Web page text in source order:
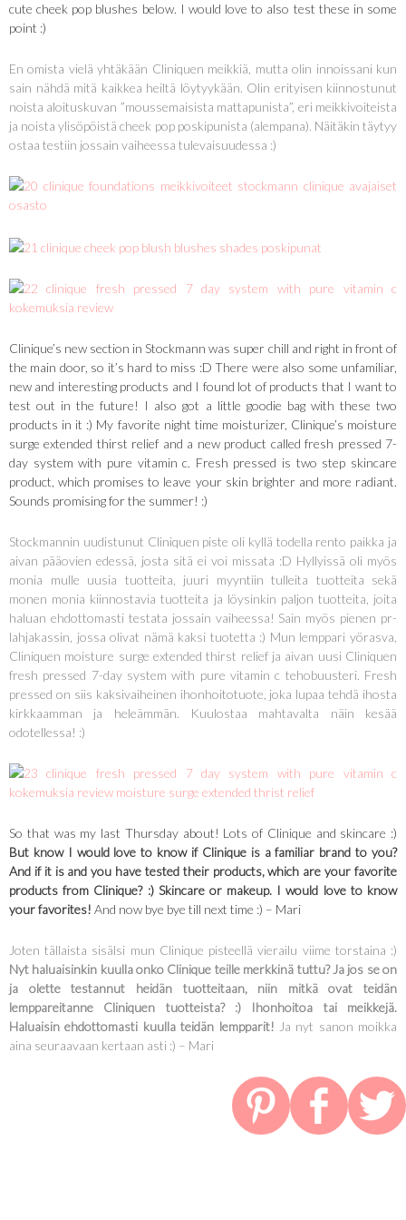
cute cheek pop blushes below. I would love to also test these in some
point :)
En omista vielä yhtäkään Cliniquen meikkiä, mutta olin innoissani kun
sain nähdä mitä kaikkea heiltä löytyykään. Olin erityisen kiinnostunut
noista aloituskuvan ”moussemaisista mattapunista”, eri meikkivoiteista
ja noista ylisöpöistä cheek pop poskipunista (alempana). Näitäkin täytyy
ostaa testiin jossain vaiheessa tulevaisuudessa :)
Clinique’s new section in Stockmann was super chill and right in front of
the main door, so it’s hard to miss :D There were also some unfamiliar,
new and interesting products and I found lot of products that I want to
test out in the future! I also got a little goodie bag with these two
products in it :) My favorite night time moisturizer, Clinique’s moisture
surge extended thirst relief and a new product called fresh pressed 7-
day system with pure vitamin c. Fresh pressed is two step skincare
product, which promises to leave your skin brighter and more radiant.
Sounds promising for the summer! :)
Stockmannin uudistunut Cliniquen piste oli kyllä todella rento paikka ja
aivan pääovien edessä, josta sitä ei voi missata :D Hyllyissä oli myös
monia mulle uusia tuotteita, juuri myyntiin tulleita tuotteita sekä
monen monia kiinnostavia tuotteita ja löysinkin paljon tuotteita, joita
haluan ehdottomasti testata jossain vaiheessa! Sain myös pienen pr-
lahjakassin, jossa olivat nämä kaksi tuotetta :) Mun lemppari yörasva,
Cliniquen moisture surge extended thirst relief ja aivan uusi Cliniquen
fresh pressed 7-day system with pure vitamin c tehobuusteri. Fresh
pressed on siis kaksivaiheinen ihonhoitotuote, joka lupaa tehdä ihosta
kirkkaamman ja heleämmän. Kuulostaa mahtavalta näin kesää
odotellessa! :)
So that was my last Thursday about! Lots of Clinique and skincare :)
But know I would love to know if Clinique is a familiar brand to you?
And if it is and you have tested their products, which are your favorite
products from Clinique? :) Skincare or makeup. I would love to know
your favorites! And now bye bye till next time :) – Mari
Joten tällaista sisälsi mun Clinique pisteellä vierailu viime torstaina :)
Nyt haluaisinkin kuulla onko Clinique teille merkkinä tuttu? Ja jos se on
ja olette testannut heidän tuotteitaan, niin mitkä ovat teidän
lemppareitanne Cliniquen tuotteista? :) Ihonhoitoa tai meikkejä.
Haluaisin ehdottomasti kuulla teidän lempparit! Ja nyt sanon moikka
aina seuraavaan kertaan asti :) – Mari